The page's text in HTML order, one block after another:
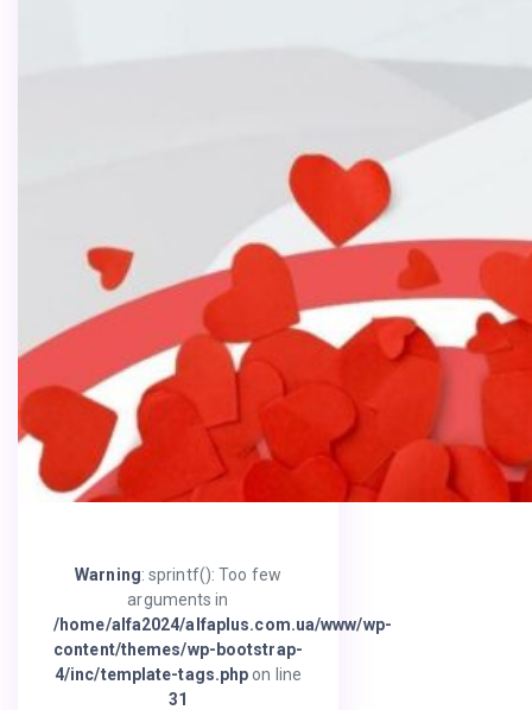
Warning: sprintf(): Too few
arguments in
/home/alfa2024/alfaplus.com.ua/www/wp-
content/themes/wp-bootstrap-
4/inc/template-tags.php on line
31